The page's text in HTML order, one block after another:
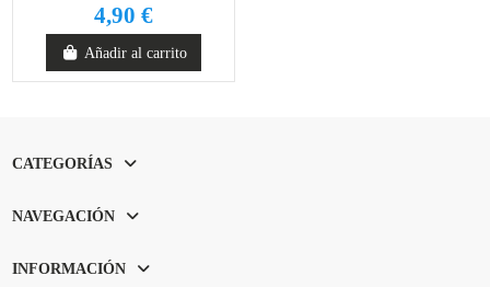
4,90 €
Añadir al carrito
CATEGORÍAS
NAVEGACIÓN
INFORMACIÓN